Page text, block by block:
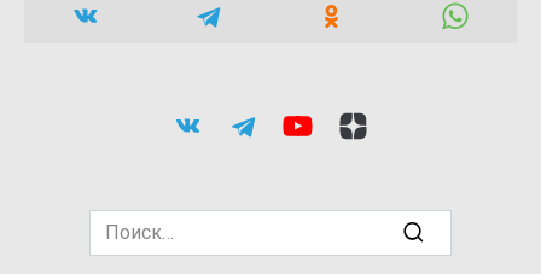
Search
for: